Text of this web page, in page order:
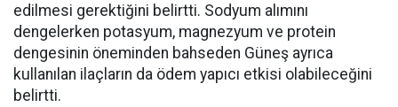
edilmesi gerektiğini belirtti. Sodyum alımını
dengelerken potasyum, magnezyum ve protein
dengesinin öneminden bahseden Güneş ayrıca
kullanılan ilaçların da ödem yapıcı etkisi olabileceğini
belirtti.